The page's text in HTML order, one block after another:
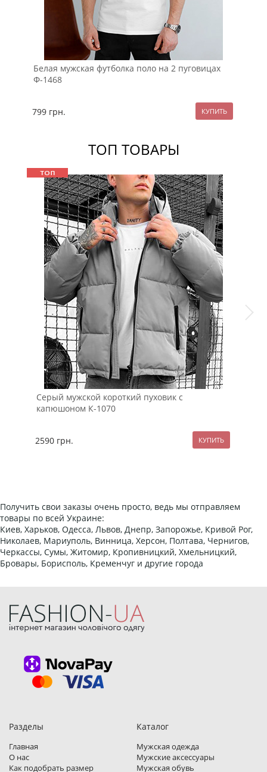
Белая мужская футболка поло на 2 пуговицах
Ф-1468
799 грн.
ТОП ТОВАРЫ
Серый мужской короткий пуховик с
капюшоном К-1070
2590 грн.
Получить свои заказы очень просто, ведь мы отправляем
товары по всей Украине:
Киев, Харьков, Одесса, Львов, Днепр, Запорожье, Кривой Рог,
Николаев, Мариуполь, Винница, Херсон, Полтава, Чернигов,
Черкассы, Сумы, Житомир, Кропивницкий, Хмельницкий,
Бровары, Борисполь, Кременчуг и другие города
Разделы
Главная
О нас
Как подобрать размер
Каталог
Мужская одежда
Мужские аксессуары
Мужская обувь